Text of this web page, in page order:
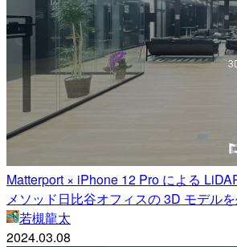
Matterport × iPhone 12 Pro による
メソッド日比谷オフィスの 3D モデル
若槻龍太
2024.03.08